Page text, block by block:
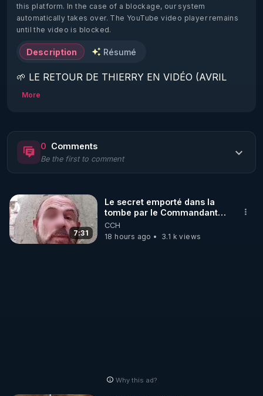
this platform. In the case of a blockage, our system
automatically takes over. The YouTube video player remains
until the video is blocked.
Description Résumé
🌱 LE RETOUR DE THIERRY EN VIDÉO (AVRIL
2022)!
https://www.rgnr.fr/presentation.html
🌱 LE MAGAZINE RÉGÉNÈRE
🌱 LA BOUTIQUE DU MAGAZINE
Pour obtenir les anciens numéros que vous avez
More
0 Comments
Be the first to comment
7:31
Le secret emporté dans la
tombe par le Commandant
Cousteau le 25 juin 1997
CCH
18 hours ago
3.1 k views
Why this ad?